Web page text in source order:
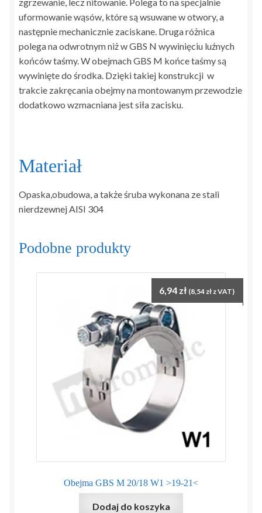
uformowanie wąsów, które są wsuwane w otwory, a
następnie mechanicznie zaciskane. Druga różnica
polega na odwrotnym niż w GBS N wywinięciu luźnych
końców taśmy. W obejmach GBS M końce taśmy są
wywinięte do środka. Dzięki takiej konstrukcji w
trakcie zakręcania obejmy na montowanym przewodzie
dodatkowo wzmacniana jest siła zacisku.
Materiał
Opaska,obudowa, a także śruba wykonana ze stali
nierdzewnej AISI 304
Podobne produkty
Obejma GBS M 20/18 W1 >19-21<
6,94 zł (8,54złz VAT)
Dodaj do koszyka